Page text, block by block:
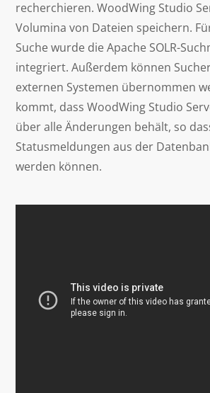
recherchieren. WoodWing Studio
Volumina von Dateien speichern.
Suche wurde die Apache SOLR-
integriert. Außerdem können
externen Systemen übernommen
kommt, dass WoodWing Studio
über alle Änderungen behält, so
Statusmeldungen aus der
werden können.